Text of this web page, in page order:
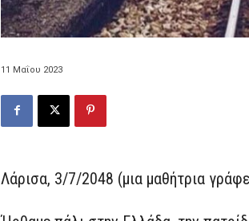
11 Μαΐου 2023
Λάρισα, 3/7/2048 (μια μαθήτρια